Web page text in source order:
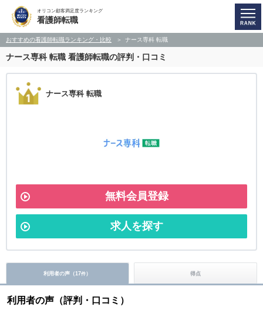
オリコン顧客満足度ランキング
看護師転職
おすすめの看護師転職ランキング・比較 ナース専科 転職
ナース専科 転職 看護師転職の評判・口コミ
ナース専科 転職
無料会員登録
求人を探す
利用者の声（17件） 得点
利用者の声（評判・口コミ）